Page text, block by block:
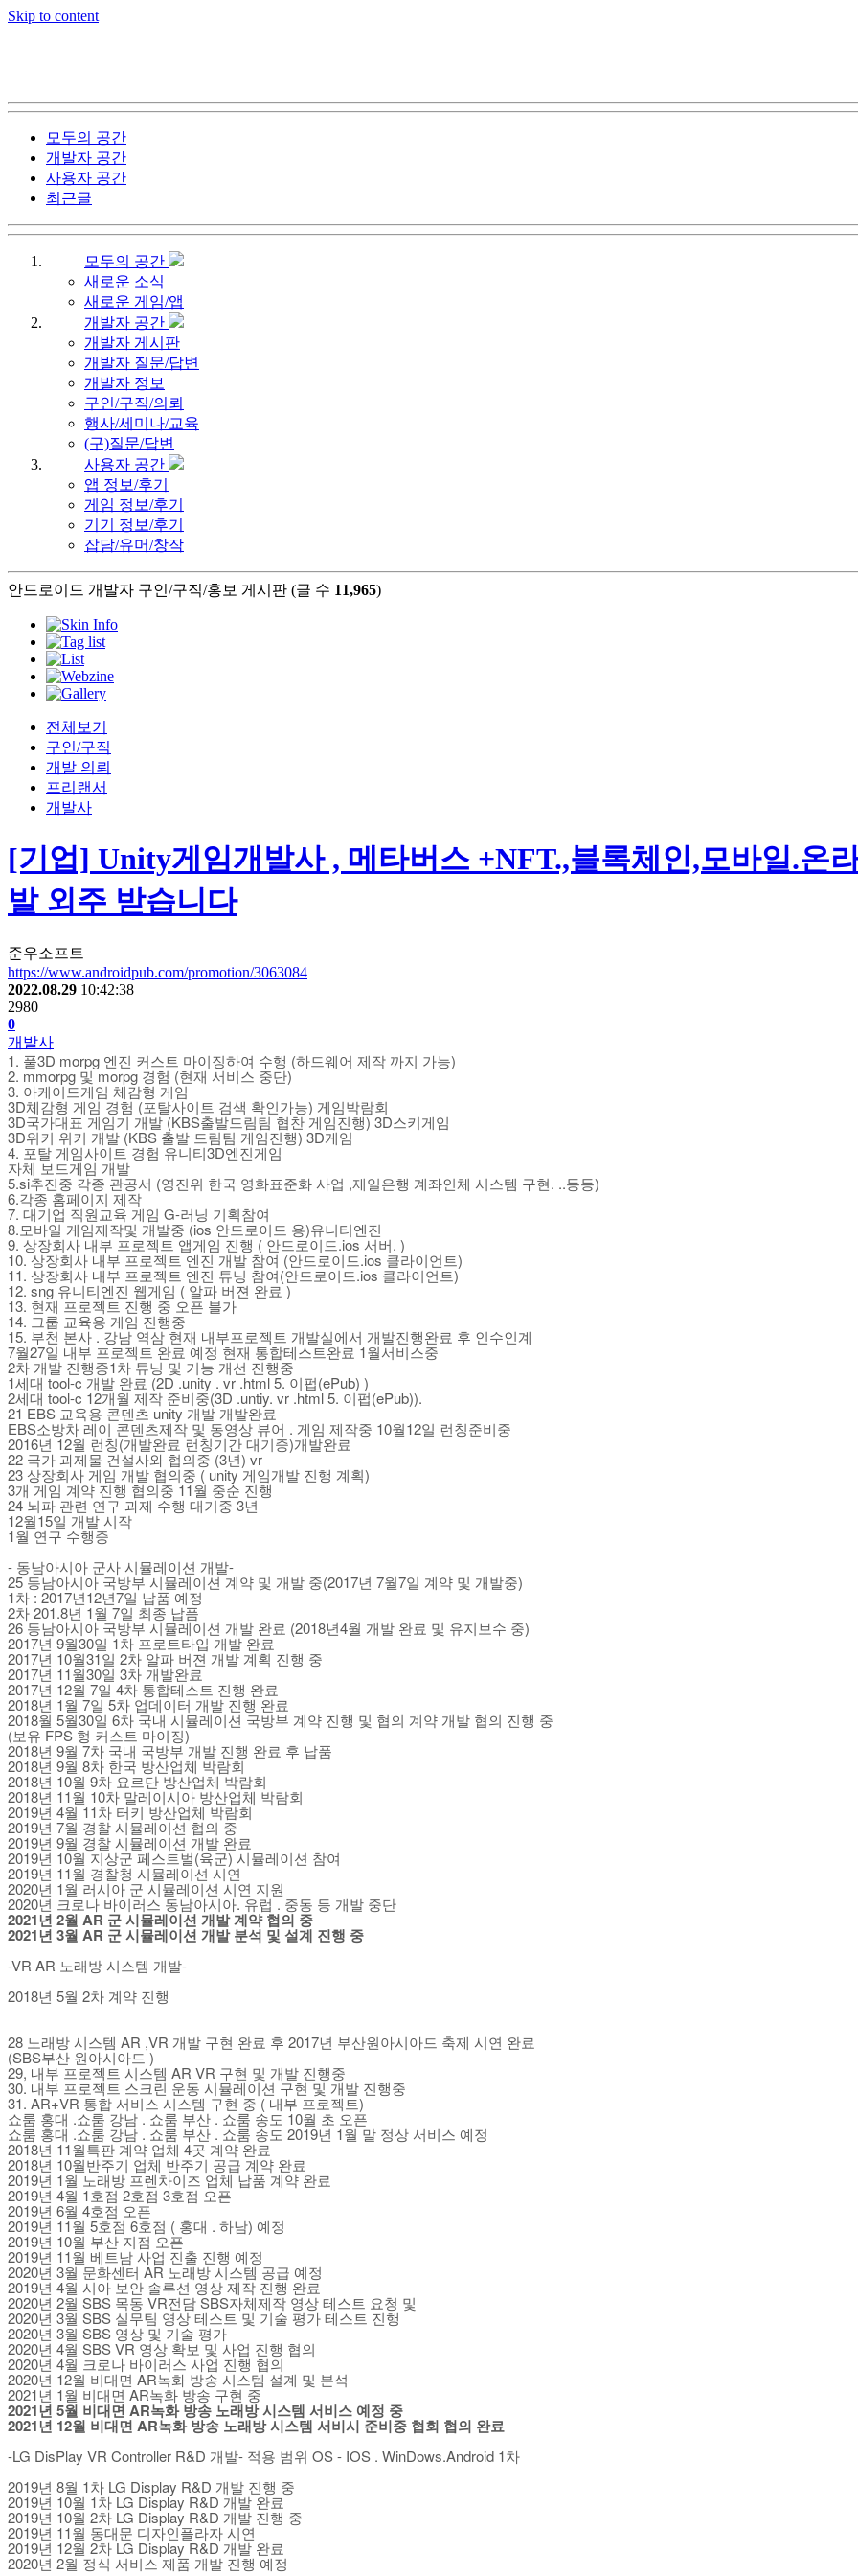
Skip to content
모두의 공간
개발자 공간
사용자 공간
최근글
모두의 공간
새로운 소식
새로운 게임/앱
개발자 공간
개발자 게시판
개발자 질문/답변
개발자 정보
구인/구직/의뢰
행사/세미나/교육
(구)질문/답변
사용자 공간
앱 정보/후기
게임 정보/후기
기기 정보/후기
잡담/유머/창작
안드로이드 개발자 구인/구직/홍보 게시판 (글 수 11,965)
전체보기
구인/구직
개발 의뢰
프리랜서
개발사
[기업] Unity게임개발사 , 메타버스 +NFT.,블록체인,모바일.온
발 외주 받습니다
준우소프트
https://www.androidpub.com/promotion/3063084
2022.08.29 10:42:38
2980
0
개발사
1. 풀3D morpg 엔진 커스트 마이징하여 수행 (하드웨어 제작 까지 가능)
2. mmorpg 및 morpg 경험 (현재 서비스 중단)
3. 아케이드게임 체감형 게임
3D체감형 게임 경험 (포탈사이트 검색 확인가능) 게임박람회
3D국가대표 게임기 개발 (KBS출발드림팀 협찬 게임진행) 3D스키게임
3D위키 위키 개발 (KBS 출발 드림팀 게임진행) 3D게임
4. 포탈 게임사이트 경험 유니티3D엔진게임
자체 보드게임 개발
5.si추진중 각종 관공서 (영진위 한국 영화표준화 사업 ,제일은행 계좌인체 시스템 구현. ..등등)
6.각종 홈페이지 제작
7. 대기업 직원교육 게임 G-러닝 기획참여
8.모바일 게임제작및 개발중 (ios 안드로이드 용)유니티엔진
9. 상장회사 내부 프로젝트 앱게임 진행 ( 안드로이드.ios 서버. )
10. 상장회사 내부 프로젝트 엔진 개발 참여 (안드로이드.ios 클라이언트)
11. 상장회사 내부 프로젝트 엔진 튜닝 참여(안드로이드.ios 클라이언트)
12. sng 유니티엔진 웹게임 ( 알파 버젼 완료 )
13. 현재 프로젝트 진행 중 오픈 불가
14. 그룹 교육용 게임 진행중
15. 부천 본사 . 강남 역삼 현재 내부프로젝트 개발실에서 개발진행완료 후 인수인계
7월27일 내부 프로젝트 완료 예정 현재 통합테스트완료 1월서비스중
2차 개발 진행중1차 튜닝 및 기능 개선 진행중
1세대 tool-c 개발 완료 (2D .unity . vr .html 5. 이펍(ePub) )
2세대 tool-c 12개월 제작 준비중(3D .untiy. vr .html 5. 이펍(ePub)).
21 EBS 교육용 콘덴츠 unity 개발 개발완료
EBS소방차 레이 콘덴츠제작 및 동영상 뷰어 . 게임 제작중 10월12일 런칭준비중
2016년 12월 런칭(개발완료 런칭기간 대기중)개발완료
22 국가 과제물 건설사와 협의중 (3년) vr
23 상장회사 게임 개발 협의중 ( unity 게임개발 진행 계획)
3개 게임 계약 진행 협의중 11월 중순 진행
24 뇌파 관련 연구 과제 수행 대기중 3년
12월15일 개발 시작
1월 연구 수행중
- 동남아시아 군사 시뮬레이션 개발-
25 동남아시아 국방부 시뮬레이션 계약 및 개발 중(2017년 7월7일 계약 및 개발중)
1차 : 2017년12년7일 납품 예정
2차 201.8년 1월 7일 최종 납품
26 동남아시아 국방부 시뮬레이션 개발 완료 (2018년4월 개발 완료 및 유지보수 중)
2017년 9월30일 1차 프로트타입 개발 완료
2017년 10월31일 2차 알파 버젼 개발 계획 진행 중
2017년 11월30일 3차 개발완료
2017년 12월 7일 4차 통합테스트 진행 완료
2018년 1월 7일 5차 업데이터 개발 진행 완료
2018월 5월30일 6차 국내 시뮬레이션 국방부 계약 진행 및 협의 계약 개발 협의 진행 중
(보유 FPS 형 커스트 마이징)
2018년 9월 7차 국내 국방부 개발 진행 완료 후 납품
2018년 9월 8차 한국 방산업체 박람회
2018년 10월 9차 요르단 방산업체 박람회
2018년 11월 10차 말레이시아 방산업체 박람회
2019년 4월 11차 터키 방산업체 박람회
2019년 7월 경찰 시뮬레이션 협의 중
2019년 9월 경찰 시뮬레이션 개발 완료
2019년 10월 지상군 페스트벌(육군) 시뮬레이션 참여
2019년 11월 경찰청 시뮬레이션 시연
2020년 1월 러시아 군 시뮬레이션 시연 지원
2020년 크로나 바이러스 동남아시아. 유럽 . 중동 등 개발 중단
2021년 2월 AR 군 시뮬레이션 개발 계약 협의 중
2021년 3월 AR 군 시뮬레이션 개발 분석 및 설계 진행 중
-VR AR 노래방 시스템 개발-
2018년 5월 2차 계약 진행
28 노래방 시스템 AR ,VR 개발 구현 완료 후 2017년 부산원아시아드 축제 시연 완료
(SBS부산 원아시아드 )
29, 내부 프로젝트 시스템 AR VR 구현 및 개발 진행중
30. 내부 프로젝트 스크린 운동 시뮬레이션 구현 및 개발 진행중
31. AR+VR 통합 서비스 시스템 구현 중 ( 내부 프로젝트)
쇼룸 홍대 .쇼룸 강남 . 쇼룸 부산 . 쇼룸 송도 10월 초 오픈
쇼룸 홍대 .쇼룸 강남 . 쇼룸 부산 . 쇼룸 송도 2019년 1월 말 정상 서비스 예정
2018년 11월특판 계약 업체 4곳 계약 완료
2018년 10월반주기 업체 반주기 공급 계약 완료
2019년 1월 노래방 프렌차이즈 업체 납품 계약 완료
2019년 4월 1호점 2호점 3호점 오픈
2019년 6월 4호점 오픈
2019년 11월 5호점 6호점 ( 홍대 . 하남) 예정
2019년 10월 부산 지점 오픈
2019년 11월 베트남 사업 진출 진행 예정
2020년 3월 문화센터 AR 노래방 시스템 공급 예정
2019년 4월 시아 보안 솔루션 영상 제작 진행 완료
2020년 2월 SBS 목동 VR전담 SBS자체제작 영상 테스트 요청 및
2020년 3월 SBS 실무팀 영상 테스트 및 기술 평가 테스트 진행
2020년 3월 SBS 영상 및 기술 평가
2020년 4월 SBS VR 영상 확보 및 사업 진행 협의
2020년 4월 크로나 바이러스 사업 진행 협의
2020년 12월 비대면 AR녹화 방송 시스템 설계 및 분석
2021년 1월 비대면 AR녹화 방송 구현 중
2021년 5월 비대면 AR녹화 방송 노래방 시스템 서비스 예정 중
2021년 12월 비대면 AR녹화 방송 노래방 시스템 서비시 준비중 협회 협의 완료
-LG DisPlay VR Controller R&D 개발- 적용 범위 OS - IOS . WinDows.Android 1차
2019년 8월 1차 LG Display R&D 개발 진행 중
2019년 10월 1차 LG Display R&D 개발 완료
2019년 10월 2차 LG Display R&D 개발 진행 중
2019년 11월 동대문 디자인플라자 시연
2019년 12월 2차 LG Display R&D 개발 완료
2020년 2월 정식 서비스 제품 개발 진행 예정